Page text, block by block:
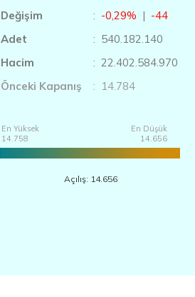
Değişim : -0,29% | -44
Adet
: 540.182.140
Hacim
: 22.402.584.970
Önceki Kapanış
: 14.784
En Yüksek
14.758
En Düşük
14.656
Açılış: 14.656